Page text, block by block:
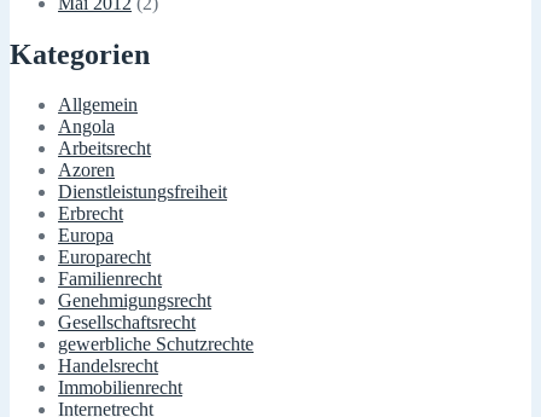
Kategorien
Allgemein
Angola
Arbeitsrecht
Azoren
Dienstleistungsfreiheit
Erbrecht
Europa
Europarecht
Familienrecht
Genehmigungsrecht
Gesellschaftsrecht
gewerbliche Schutzrechte
Handelsrecht
Immobilienrecht
Internetrecht